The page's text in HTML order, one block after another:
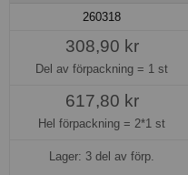
260318
308,90 kr
Del av förpackning = 1 st
617,80 kr
Hel förpackning = 2*1 st
Lager: 3 del av förp.